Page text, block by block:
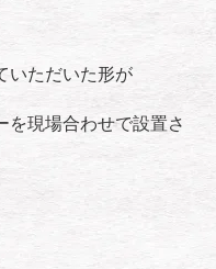
いただいた形が
を現場合わせで設置さ